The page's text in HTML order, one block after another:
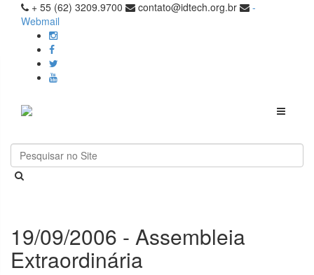
+ 55 (62) 3209.9700 contato@idtech.org.br
-
Webmail
Toggle
19/09/2006 - Assembleia
Extraordinária